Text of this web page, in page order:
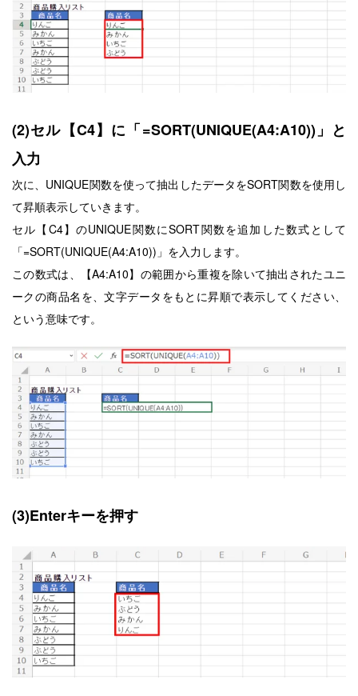
(2)セル【C4】に「=SORT(UNIQUE(A4:A10))」と
入力
次に、UNIQUE関数を使って抽出したデータをSORT関数を使用し
て昇順表示していきます。
セル【C4】のUNIQUE関数にSORT関数を追加した数式として
「=SORT(UNIQUE(A4:A10))」を入力します。
この数式は、【A4:A10】の範囲から重複を除いて抽出されたユニ
ークの商品名を、文字データをもとに昇順で表示してください、
という意味です。
(3)Enterキーを押す